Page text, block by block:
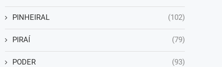
PINHEIRAL (102)
PIRAÍ (79)
PODER (93)